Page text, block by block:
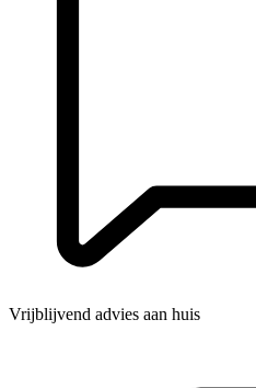
Vrijblijvend advies aan huis